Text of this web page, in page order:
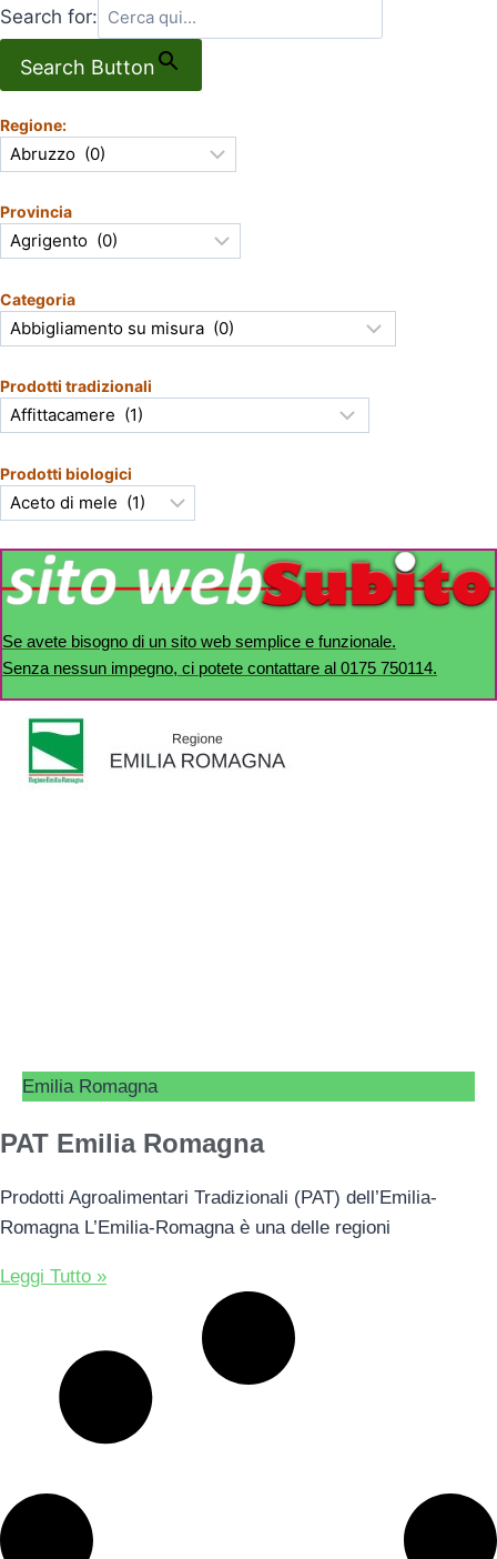
Search for:
Search Button
Regione:
Provincia
Categoria
Prodotti tradizionali
Prodotti biologici
Se avete bisogno di un sito web semplice e funzionale.
Senza nessun impegno, ci potete contattare al 0175 750114.
Emilia Romagna
PAT Emilia Romagna
Prodotti Agroalimentari Tradizionali (PAT) dell’Emilia-
Romagna L’Emilia-Romagna è una delle regioni
Leggi Tutto »